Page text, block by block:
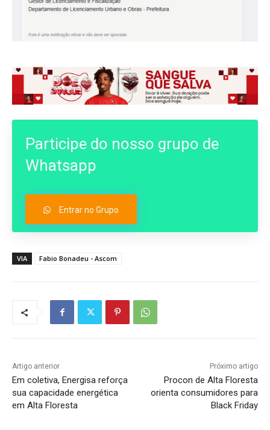
Participe do nosso grupo de
Whatsapp
Entrar no Grupo
VIA Fabio Bonadeu - Ascom
Artigo anterior
Em coletiva, Energisa reforça
sua capacidade energética
em Alta Floresta
Próximo artigo
Procon de Alta Floresta
orienta consumidores para
Black Friday